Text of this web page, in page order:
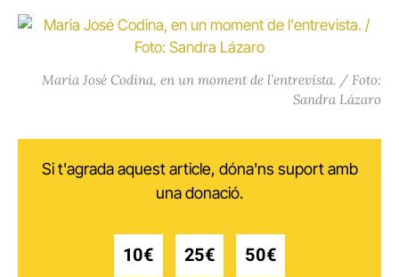
Maria José Codina, en un moment de l’entrevista. / Foto:
Sandra Lázaro
Si t'agrada aquest article, dóna'ns suport amb
una donació.
10€ 25€ 50€